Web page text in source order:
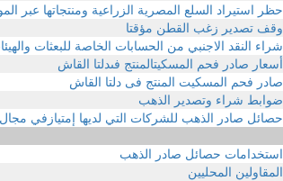
حظر استيراد السلع المصرية الزراعية ومنتجاتها عبر
وقف تصدير زغب القطن مؤقتا
شراء النقد الاجنبي من الحسابات الخاصة للبعثات
أسعار صادر فحم المسكيتالمنتج فىدلتا القاش
صادر فحم المسكيت المنتج فى دلتا القاش
ضوابط شراء وتصدير الذهب
حصائل صادر الذهب للشركات التي لديها إمتيازفي
استخدامات حصائل صادر الذهب
المقاولين المحليين